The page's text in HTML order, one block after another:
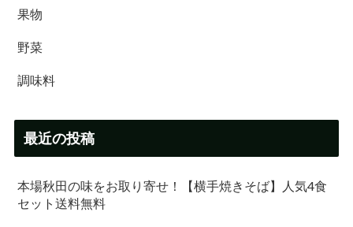
果物
野菜
調味料
最近の投稿
本場秋田の味をお取り寄せ！【横手焼きそば】人気4食
セット送料無料